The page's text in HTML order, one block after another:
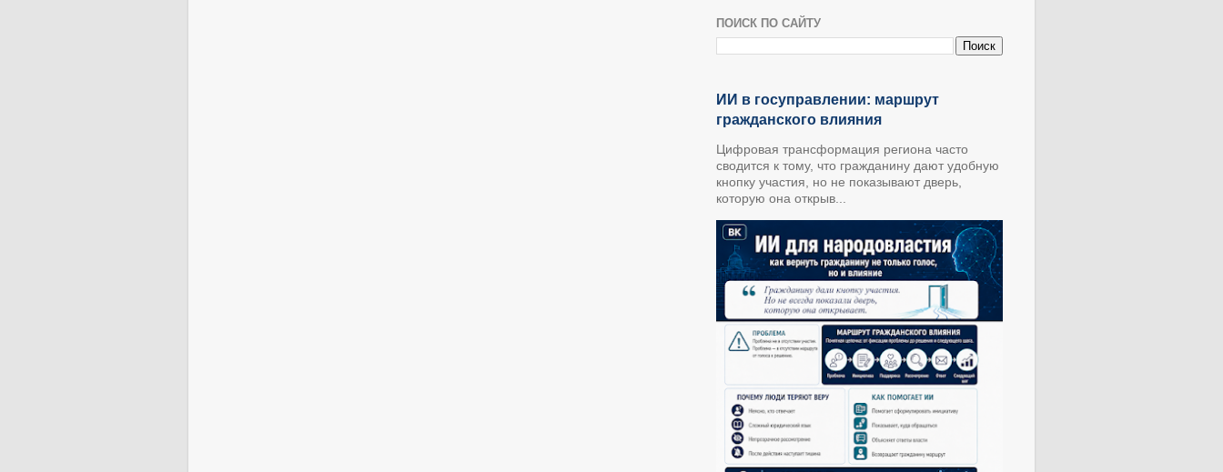
ПОИСК ПО САЙТУ
ИИ в госуправлении: маршрут
гражданского влияния
Цифровая трансформация региона часто
сводится к тому, что гражданину дают удобную
кнопку участия, но не показывают дверь,
которую она открыв...